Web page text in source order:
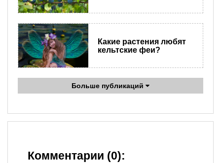
Какие растения любят
кельтские феи?
Больше публикаций
Комментарии (0):